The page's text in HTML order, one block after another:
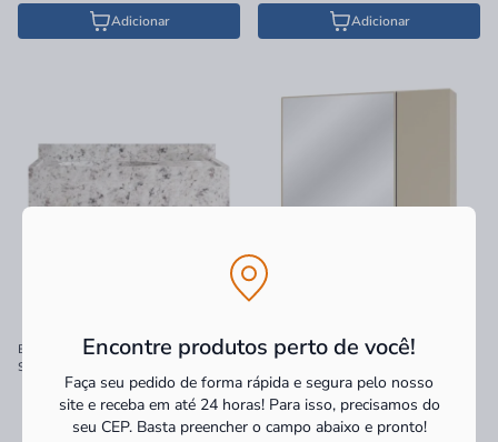
Encontre produtos perto de você!
Faça seu pedido de forma rápida e segura pelo nosso
site e receba em até 24 horas! Para isso, precisamos do
seu CEP. Basta preencher o campo abaixo e pronto!
Adicionar
Adicionar
Bancada Granito Gaam 64cm Iris
Suspensa com Cuba Embutida
Espelheira Gaam 60cm Veneza Areia